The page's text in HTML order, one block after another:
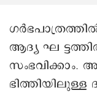
ആദ്യ ഘ
സംഭവിക്കാം.